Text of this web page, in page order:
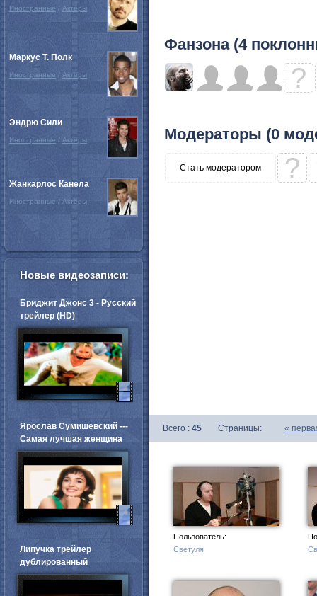
Фанзона (4
?
Модераторы (0
Стать модератором ?
Всего : 45 Страницы: «
Пользователь:
Светуля
Иностранные / Актёры
Маркус Т. Полк
Иностранные / Актёры
Эндрю Сили
Иностранные / Актёры
Жанкарлос Канела
Иностранные / Актёры
Новые видеозаписи:
Бриджит Джонс 3 - Русский
трейлер (HD)
Ярослав Сумишевский ---
Самая лучшая женщина
Липучка трейлер
дублированный